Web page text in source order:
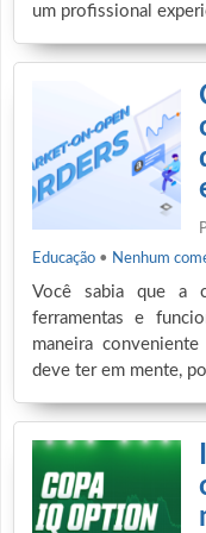
um profissional
Educação • Nenhum
Você sabia que a
ferramentas e
maneira
deve ter em mente,